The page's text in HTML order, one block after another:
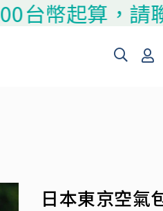
起算，請聯繫
日本東京空氣